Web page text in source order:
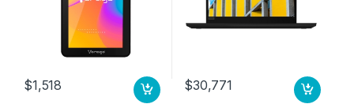
$1,518 $30,771